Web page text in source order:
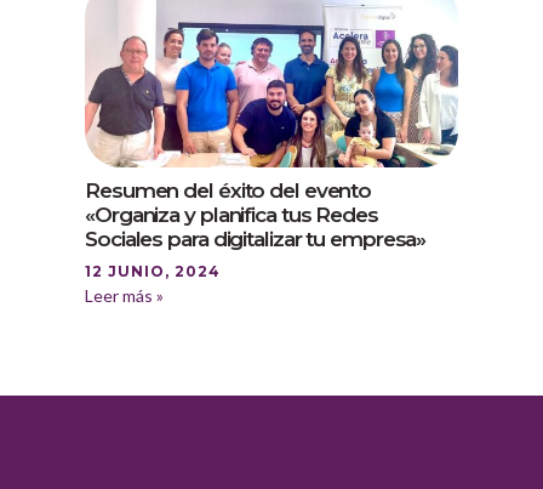
Resumen del éxito del evento
«Organiza y planifica tus Redes
Sociales para digitalizar tu empresa»
12 JUNIO, 2024
Leer más »